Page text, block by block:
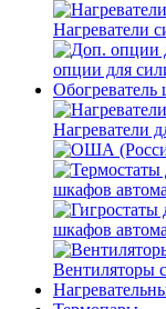
Нагреватели
опции для
Обогреватель
Нагреватели
шкафов
шкафов
Вентиляторы